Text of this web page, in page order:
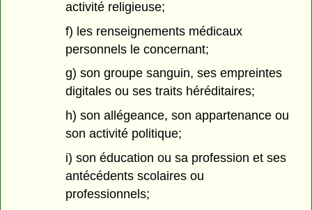
activité religieuse;
f) les renseignements médicaux
personnels le concernant;
g) son groupe sanguin, ses empreintes
digitales ou ses traits héréditaires;
h) son allégeance, son appartenance ou
son activité politique;
i) son éducation ou sa profession et ses
antécédents scolaires ou
professionnels;